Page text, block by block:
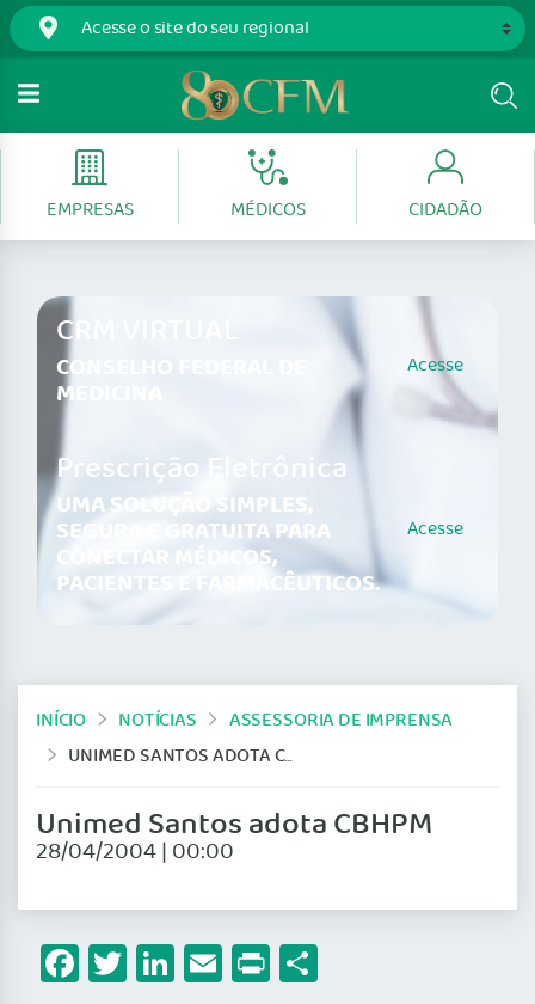
EMPRESAS MÉDICOS CIDADÃO
CRM VIRTUAL
CONSELHO FEDERAL DE
MEDICINA
Acesse
Prescrição Eletrônica
UMA SOLUÇÃO SIMPLES,
SEGURA E GRATUITA PARA
CONECTAR MÉDICOS,
PACIENTES E FARMACÊUTICOS.
Acesse
INÍCIO NOTÍCIAS
ASSESSORIA DE IMPRENSA
UNIMED SANTOS ADOTA CBHPM
Unimed Santos adota CBHPM
28/04/2004 | 00:00
Facebook
Twitter
LinkedIn
Email
Print